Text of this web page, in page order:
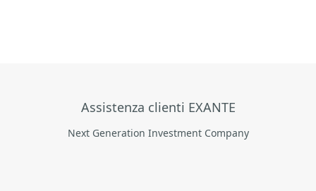
Assistenza clienti EXANTE
Next Generation Investment Company